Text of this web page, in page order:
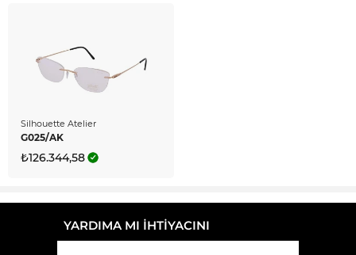
Silhouette Atelier
G025/AK
₺126.344,58
YARDIMA MI IHTIYACINI